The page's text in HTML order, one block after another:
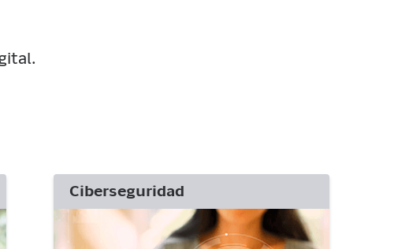
Ciberseguridad